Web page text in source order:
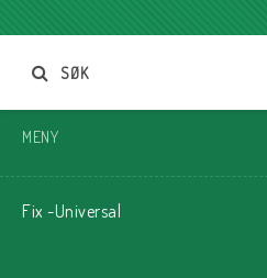
SØK
MENY
Fix -Universal